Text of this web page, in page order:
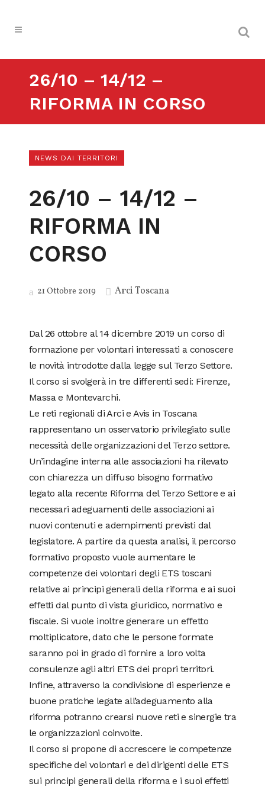
26/10 – 14/12 –
RIFORMA IN CORSO
NEWS DAI TERRITORI
26/10 – 14/12 –
RIFORMA IN
CORSO
21 Ottobre 2019 Arci Toscana
Dal 26 ottobre al 14 dicembre 2019 un corso di
formazione per volontari interessati a conoscere
le novità introdotte dalla legge sul Terzo Settore.
Il corso si svolgerà in tre differenti sedi: Firenze,
Massa e Montevarchi.
Le reti regionali di Arci e Avis in Toscana
rappresentano un osservatorio privilegiato sulle
necessità delle organizzazioni del Terzo settore.
Un’indagine interna alle associazioni ha rilevato
con chiarezza un diffuso bisogno formativo
legato alla recente Riforma del Terzo Settore e ai
necessari adeguamenti delle associazioni ai
nuovi contenuti e adempimenti previsti dal
legislatore. A partire da questa analisi, il percorso
formativo proposto vuole aumentare le
competenze dei volontari degli ETS toscani
relative ai principi generali della riforma e ai suoi
effetti dal punto di vista giuridico, normativo e
fiscale. Si vuole inoltre generare un effetto
moltiplicatore, dato che le persone formate
saranno poi in grado di fornire a loro volta
consulenze agli altri ETS dei propri territori.
Infine, attraverso la condivisione di esperienze e
buone pratiche legate all’adeguamento alla
riforma potranno crearsi nuove reti e sinergie tra
le organizzazioni coinvolte.
Il corso si propone di accrescere le competenze
specifiche dei volontari e dei dirigenti delle ETS
sui principi generali della riforma e i suoi effetti